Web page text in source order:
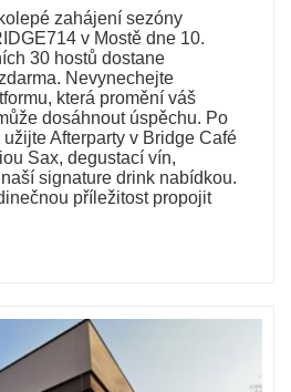
zahájení sezóny
v Mostě dne 10.
30 hostů dostane
Nevynechejte
která promění váš
dosáhnout úspěchu. Po
Afterparty v Bridge Café
Sax, degustací vín,
signature drink nabídkou.
příležitost propojit